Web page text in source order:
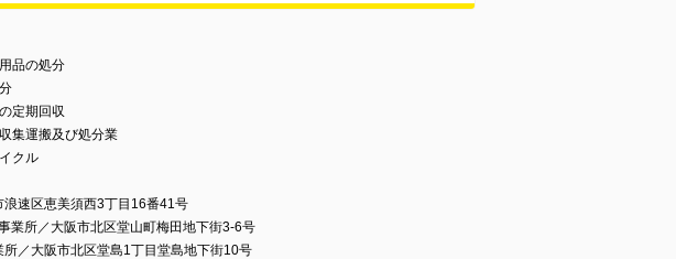
品の処分
定期回収
集運搬及び処分業
クル
浪速区恵美須西3丁目16番41号
業所／大阪市北区堂山町梅田地下街3-6号
所／大阪市北区堂島1丁目堂島地下街10号